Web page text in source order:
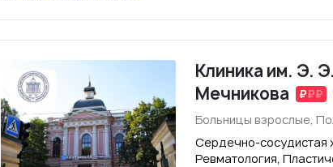
Клиника им. Э.
Мечникова
Больницы взрослые,
Сердечно-сосудистая
Ревматология,